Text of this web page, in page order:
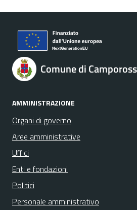
Comune di
AMMINISTRAZIONE
Organi di governo
Aree amministrative
Uffici
Enti e fondazioni
Politici
Personale amministrativo